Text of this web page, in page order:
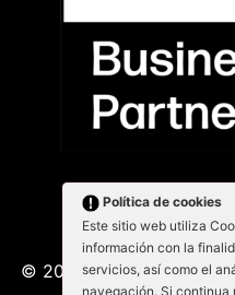
© 2026 Kabu Blanu
Política de cookies
Este sitio web utiliza
información con la
servicios, así como el
navegación. Si continua